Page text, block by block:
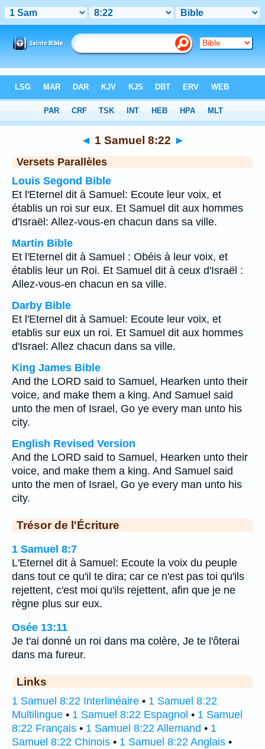
Chapitre 8> Verset 22
◄ 1 Samuel 8:22 ►
Versets Parallèles
Louis Segond Bible
Et l'Eternel dit à Samuel: Ecoute leur voix, et
établis un roi sur eux. Et Samuel dit aux hommes
d'Israël: Allez-vous-en chacun dans sa ville.
Martin Bible
Et l'Eternel dit à Samuel : Obéis à leur voix, et
établis leur un Roi. Et Samuel dit à ceux d'Israël :
Allez-vous-en chacun en sa ville.
Darby Bible
Et l'Eternel dit à Samuel: Ecoute leur voix, et
etablis sur eux un roi. Et Samuel dit aux hommes
d'Israel: Allez chacun dans sa ville.
King James Bible
And the LORD said to Samuel, Hearken unto their
voice, and make them a king. And Samuel said
unto the men of Israel, Go ye every man unto his
city.
English Revised Version
And the LORD said to Samuel, Hearken unto their
voice, and make them a king. And Samuel said
unto the men of Israel, Go ye every man unto his
city.
Trésor de l'Écriture
1 Samuel 8:7
L'Eternel dit à Samuel: Ecoute la voix du peuple
dans tout ce qu'il te dira; car ce n'est pas toi qu'ils
rejettent, c'est moi qu'ils rejettent, afin que je ne
règne plus sur eux.
Osée 13:11
Je t'ai donné un roi dans ma colère, Je te l'ôterai
dans ma fureur.
Links
1 Samuel 8:22 Interlinéaire • 1 Samuel 8:22
Multilingue • 1 Samuel 8:22 Espagnol • 1 Samuel
8:22 Français • 1 Samuel 8:22 Allemand • 1
Samuel 8:22 Chinois • 1 Samuel 8:22 Anglais •